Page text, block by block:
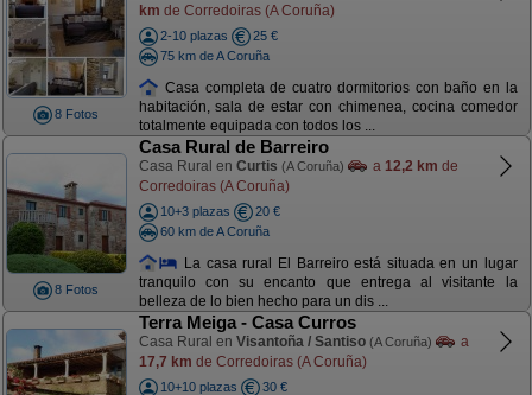
8 Fotos
km de Corredoiras (A Coruña)
2-10 plazas
25 €
75 km de A Coruña
Casa completa de cuatro dormitorios con baño en la
habitación, sala de estar con chimenea, cocina comedor
totalmente equipada con todos los ...
8 Fotos
Casa Rural de Barreiro
Casa Rural en Curtis (A Coruña) a 12,2 km de
Corredoiras (A Coruña)
10+3 plazas
20 €
60 km de A Coruña
La casa rural El Barreiro está situada en un lugar
tranquilo con su encanto que entrega al visitante la
belleza de lo bien hecho para un dis ...
Terra Meiga - Casa Curros
Casa Rural en Visantoña / Santiso (A Coruña)
a
17,7 km de Corredoiras (A Coruña)
10+10 plazas
30 €